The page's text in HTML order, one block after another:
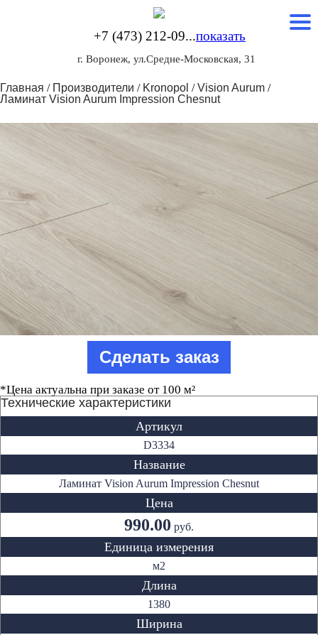
+7 (473) 212-09...показать
г. Воронеж, ул.Средне-Московская, 31
Главная / Производители / Kronopol /Vision Aurum /
Ламинат Vision Aurum Impression Chesnut
Сделать заказ
*Цена актуальна при заказе от 100 м²
Технические характеристики
Артикул
D3334
Название
Ламинат Vision Aurum Impression Chesnut
Цена
990.00 руб.
Единица измерения
м2
Длина
1380
Ширина